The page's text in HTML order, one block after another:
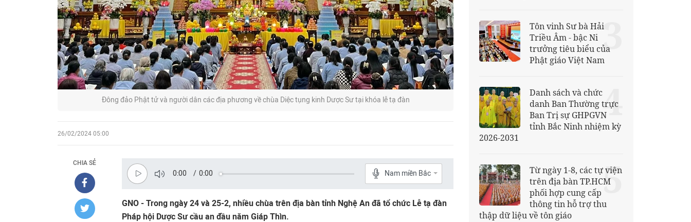
Đông đảo Phật tử và người dân các địa phương về chùa Diệc tụng kinh Dược Sư tại khóa lễ tạ đàn
26/02/2024 05:00
CHIA SẺ
0:00 / 0:00 Nam miền Bắc
GNO - Trong ngày 24 và 25-2, nhiều chùa trên địa bàn tỉnh Nghệ An đã tổ chức Lễ tạ đàn
Pháp hội Dược Sư cầu an đầu năm Giáp Thìn.
Tôn vinh Sư bà Hải
Triều Âm - bậc Ni
trưởng tiêu biểu của
Phật giáo Việt Nam
3
Danh sách và chức
danh Ban Thường trực
Ban Trị sự GHPGVN
tỉnh Bắc Ninh nhiệm kỳ
2026-2031
4
Từ ngày 1-8, các tự viện
trên địa bàn TP.HCM
phối hợp cung cấp
thông tin hỗ trợ thu
thập dữ liệu về tôn giáo
5